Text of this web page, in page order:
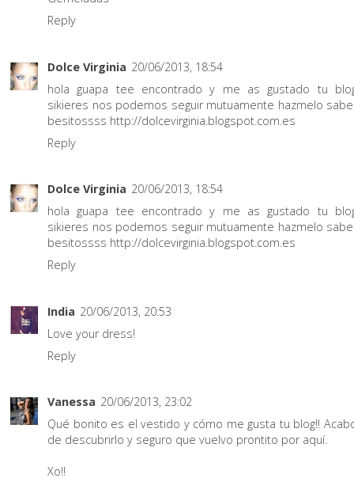
Reply
Dolce Virginia 20/06/2013, 18:54
hola guapa tee encontrado y me as gustado tu
sikieres nos podemos seguir mutuamente hazmelo
besitossss http://dolcevirginia.blogspot.com.es
Reply
Dolce Virginia 20/06/2013, 18:54
hola guapa tee encontrado y me as gustado tu
sikieres nos podemos seguir mutuamente hazmelo
besitossss http://dolcevirginia.blogspot.com.es
Reply
India 20/06/2013, 20:53
Love your dress!
Reply
Vanessa 20/06/2013, 23:02
Qué bonito es el vestido y cómo me gusta tu blog!!
de descubrirlo y seguro que vuelvo prontito por aquí.
Xo!!